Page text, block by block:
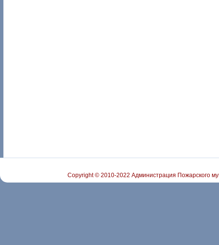
Copyright © 2010-2022 Администрация Пожарского